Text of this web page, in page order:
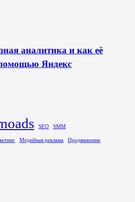
аналитика и как её
Яндекс
SEO SMM
Медийная реклама Продвижение